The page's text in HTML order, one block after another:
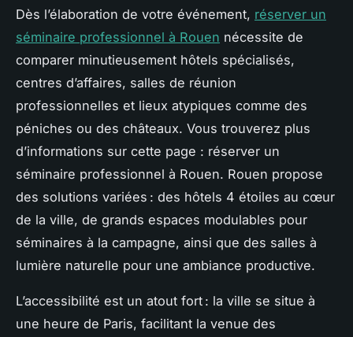
Dès l’élaboration de votre événement, réserver un
séminaire professionnel à Rouen nécessite de
comparer minutieusement hôtels spécialisés,
centres d’affaires, salles de réunion
professionnelles et lieux atypiques comme des
péniches ou des châteaux. Vous trouverez plus
d’informations sur cette page : réserver un
séminaire professionnel à Rouen. Rouen propose
des solutions variées : des hôtels 4 étoiles au cœur
de la ville, de grands espaces modulables pour
séminaires à la campagne, ainsi que des salles à
lumière naturelle pour une ambiance productive.
L’accessibilité est un atout fort : la ville se situe à
une heure de Paris, facilitant la venue des